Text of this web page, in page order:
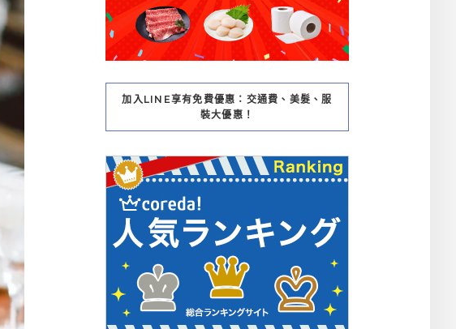
加入LINE享有免費優惠：交通費、美髮、服
裝大優惠！